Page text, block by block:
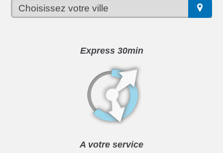
Express 30min
A votre service